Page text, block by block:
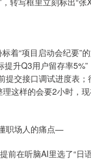
着“项目启动会纪要”
升Q3用户留存率5%”
提交接口调试进度表
这样的会要2小时，
职场人的痛点—
在听脑AI里选了“日